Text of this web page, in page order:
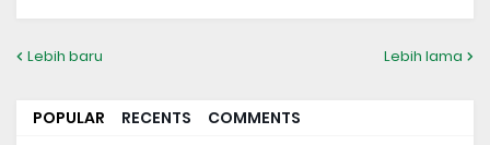
Lebih baru Lebih lama
POPULAR RECENTS COMMENTS